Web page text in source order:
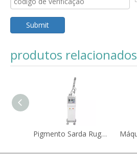
Submit
produtos relacionados
Pigmento Sarda Rugas Cicatriz Nevo Estrias Remoção de Acne